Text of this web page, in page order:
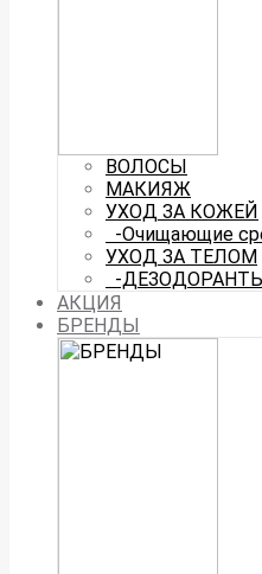
ВОЛОСЫ
МАКИЯЖ
УХОД ЗА КОЖЕЙ
-Очищающие
УХОД ЗА ТЕЛОМ
-ДЕЗОДОРАНТЫ
АКЦИЯ
БРЕНДЫ